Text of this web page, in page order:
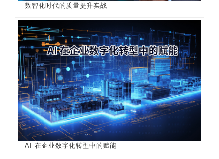
数智化时代的质量提升实战
AI 在企业数字化转型中的赋能